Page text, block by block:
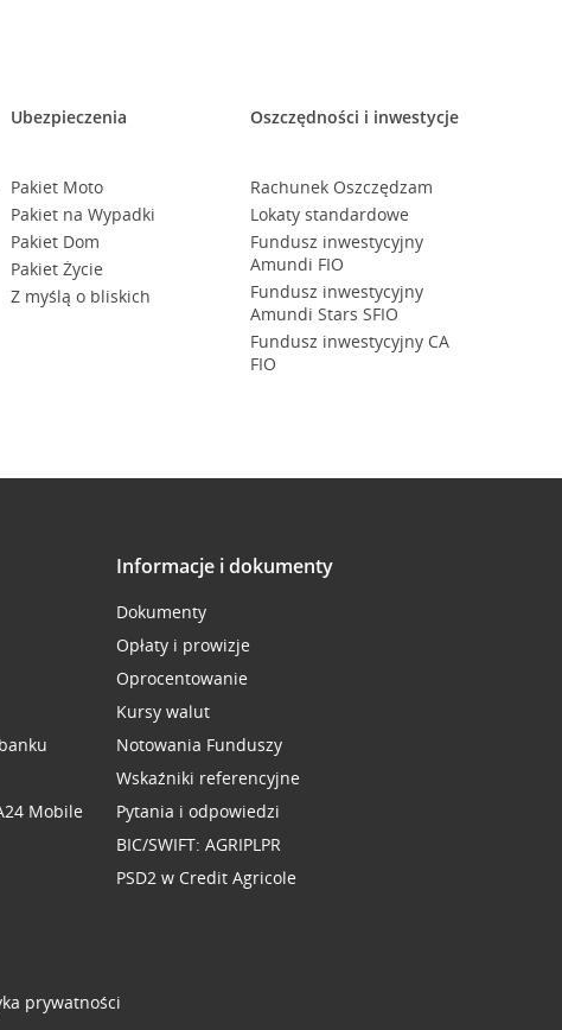
Ubezpieczenia
Pakiet Moto
Pakiet na Wypadki
Pakiet Dom
Pakiet Życie
Z myślą o bliskich
Oszczędności i inwestycje
Rachunek Oszczędzam
Lokaty standardowe
Fundusz inwestycyjny
Amundi FIO
Fundusz inwestycyjny
Amundi Stars SFIO
Fundusz inwestycyjny CA
FIO
Mobile
Informacje i dokumenty
Dokumenty
Opłaty i prowizje
Oprocentowanie
Kursy walut
Notowania Funduszy
Wskaźniki referencyjne
Pytania i odpowiedzi
BIC/SWIFT: AGRIPLPR
PSD2 w Credit Agricole
prywatności